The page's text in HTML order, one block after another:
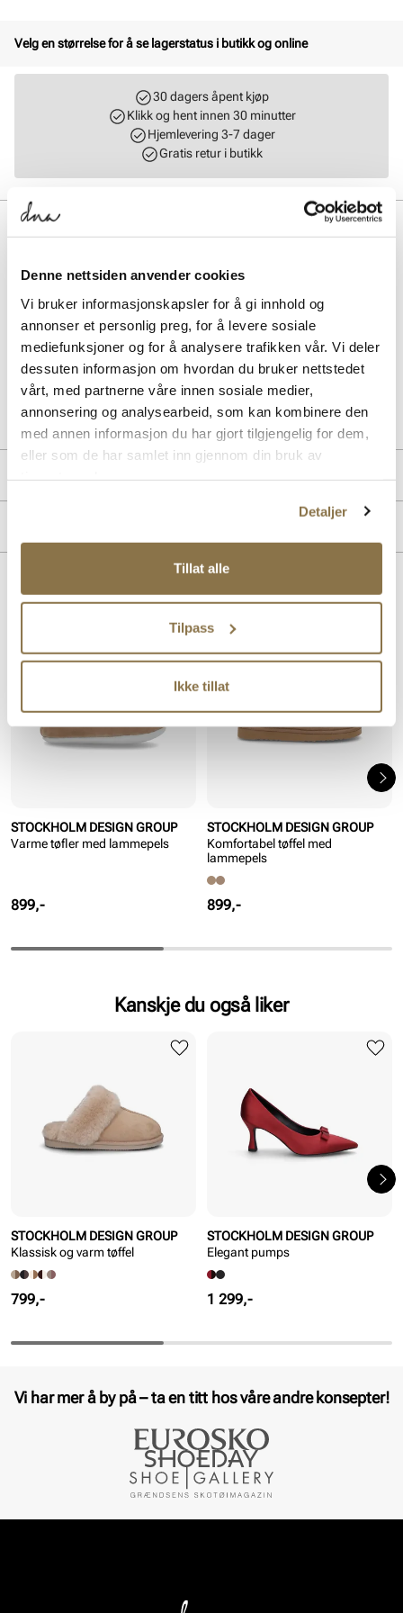
Denne nettsiden anvender cookies
Vi bruker informasjonskapsler for å gi innhold og
annonser et personlig preg, for å levere sosiale
mediefunksjoner og for å analysere trafikken vår. Vi deler
dessuten informasjon om hvordan du bruker nettstedet
vårt, med partnerne våre innen sosiale medier,
annonsering og analysearbeid, som kan kombinere den
med annen informasjon du har gjort tilgjengelig for dem,
eller som de har samlet inn gjennom din bruk av
Detaljer
Tillat alle
Tilpass
Ikke tillat
Velg en størrelse for å se lagerstatus i butikk og online
30 dagers åpent kjøp
Klikk og hent innen 30 minutter
Hjemlevering 3-7 dager
Gratis retur i butikk
BESKRIVELSE
Skinnmaterialet i overdelen er av ypperste kvalitet og det varme fôret i
ekte lammepels gjør dette til en varm og veldig god tøffel. Den ekstra
høyden på skaftet gir ekstra varme og stabilitet til tøffelen. Yttersålen
er laget i lettvekts eva-materiale som øker komforten, og gir god
stabilitet til tøffelen.
Art. nr. 57757006
Lev. art. nr25H4412
PRODUKTDETALJER
Lignende produkter
STOCKHOLM DESIGN GROUP
Varme tøfler med lammepels
Pris
899,-
STOCKHOLM DESIGN GROUP
Komfortabel tøffel med
lammepels
Pris
899,-
Kanskje du også liker
STOCKHOLM DESIGN GROUP
Klassisk og varm tøffel
Pris
799,-
STOCKHOLM DESIGN GROUP
Elegant pumps
Pris
1 299,-
Vi har mer å by på – ta en titt hos våre andre konsepter!